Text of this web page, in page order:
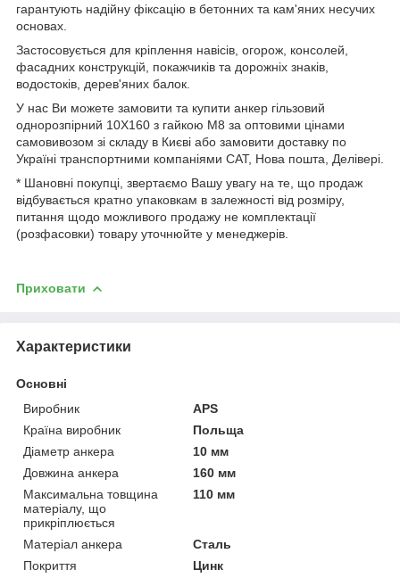
гарантують надійну фіксацію в бетонних та кам'яних несучих
основах.
Застосовується для кріплення навісів, огорож, консолей,
фасадних конструкцій, покажчиків та дорожніх знаків,
водостоків, дерев'яних балок.
У нас Ви можете замовити та купити анкер гільзовий
однорозпірний 10Х160 з гайкою М8 за оптовими цінами
самовивозом зі складу в Києві або замовити доставку по
Україні транспортними компаніями САТ, Нова пошта, Делівері.
* Шановні покупці, звертаємо Вашу увагу на те, що продаж
відбувається кратно упаковкам в залежності від розміру,
питання щодо можливого продажу не комплектації
(розфасовки) товару уточнюйте у менеджерів.
Приховати
Характеристики
Основні
Виробник
APS
Країна виробник
Польща
Діаметр анкера
10 мм
Довжина анкера
160 мм
Максимальна товщина
матеріалу, що
прикріплюється
110 мм
Матеріал анкера
Сталь
Покриття
Цинк